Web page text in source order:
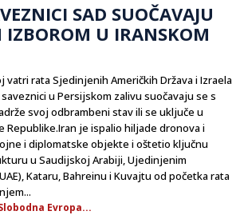
SAD SUOČAVAJU
IZBOROM U IRANSKOM
vatri rata Sjedinjenih Američkih Država i Izraela
u Persijskom zalivu suočavaju se s
svoj odbrambeni stav ili se uključe u
Republike.Iran je ispalio hiljade dronova i
i diplomatske objekte i oštetio ključnu
u Saudijskoj Arabiji, Ujedinjenim
Kataru, Bahreinu i Kuvajtu od početka rata
Evropa...